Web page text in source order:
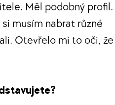
Měl podobný profil.
musím nabrat různé
Otevřelo mi to oči, že